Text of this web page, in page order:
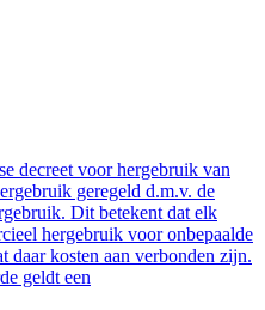
decreet voor hergebruik van
geregeld d.m.v. de
Dit betekent dat elk
hergebruik voor onbepaalde
daar kosten aan verbonden zijn.
geldt een